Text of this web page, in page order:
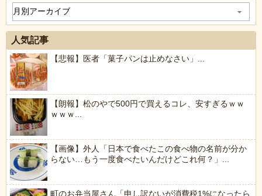
人気記事
【悲報】医者「菓子パンは止めなさい」...
【朗報】松のやで500円で買えるコレ、安すぎるｗｗ
ｗｗｗ...
【画像】外人「日本で食べたこの食べ物の名前が分か
らない…もう一度食べたいんだけどこれ何？」...
町のお弁当屋さん「申し訳ないが消費税1%になったら